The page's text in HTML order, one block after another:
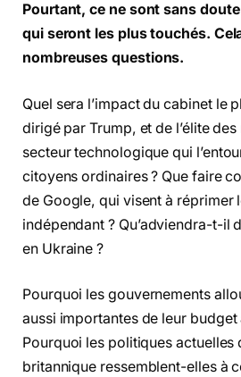
Pourtant, ce ne sont sans
qui seront les plus touchés.
nombreuses questions.
Quel sera l’impact du cabinet le
dirigé par Trump, et de l’élite
secteur technologique qui
citoyens ordinaires ? Que faire
de Google, qui visent à réprimer
indépendant ? Qu’adviendra-t-il
en Ukraine ?
Pourquoi les gouvernements
aussi importantes de leur budget
Pourquoi les politiques actuelles
britannique ressemblent-elles à